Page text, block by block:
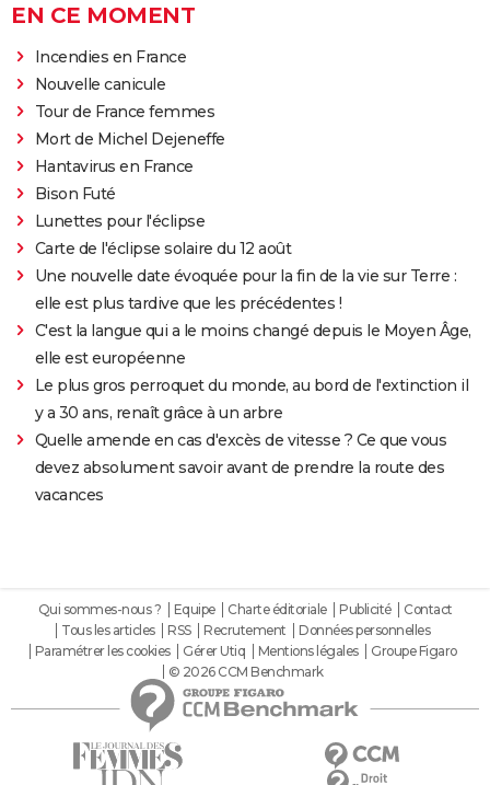
EN CE MOMENT
Incendies en France
Nouvelle canicule
Tour de France femmes
Mort de Michel Dejeneffe
Hantavirus en France
Bison Futé
Lunettes pour l'éclipse
Carte de l'éclipse solaire du 12 août
Une nouvelle date évoquée pour la fin de la vie sur Terre :
elle est plus tardive que les précédentes !
C'est la langue qui a le moins changé depuis le Moyen Âge,
elle est européenne
Le plus gros perroquet du monde, au bord de l'extinction il
y a 30 ans, renaît grâce à un arbre
Quelle amende en cas d'excès de vitesse ? Ce que vous
devez absolument savoir avant de prendre la route des
vacances
Qui sommes-nous ? Equipe Charte éditoriale Publicité
Contact
Tous les articles
RSS Recrutement
Données personnelles
Paramétrer les cookies
Gérer Utiq Mentions légales
Groupe Figaro
© 2026 CCM Benchmark